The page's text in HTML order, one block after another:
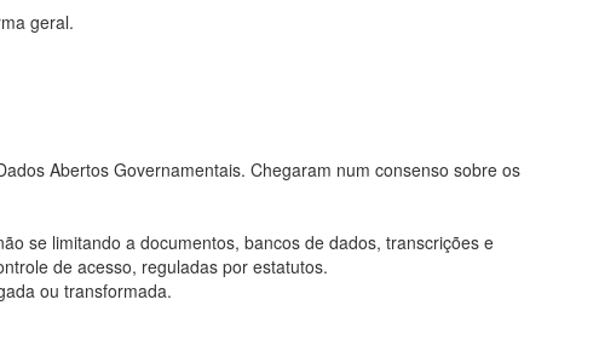
geral.
Abertos Governamentais. Chegaram num consenso sobre os
se limitando a documentos, bancos de dados, transcrições e
de acesso, reguladas por estatutos.
ou transformada.